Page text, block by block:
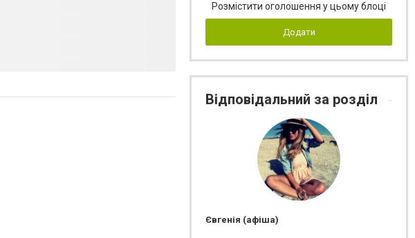
Розмістити оголошення у цьому блоці
Додати
Відповідальний за розділ
Євгенія (афіша)